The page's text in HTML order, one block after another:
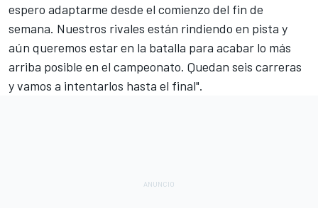
espero adaptarme desde el comienzo del fin de
semana. Nuestros rivales están rindiendo en pista y
aún queremos estar en la batalla para acabar lo más
arriba posible en el campeonato. Quedan seis carreras
y vamos a intentarlos hasta el final".